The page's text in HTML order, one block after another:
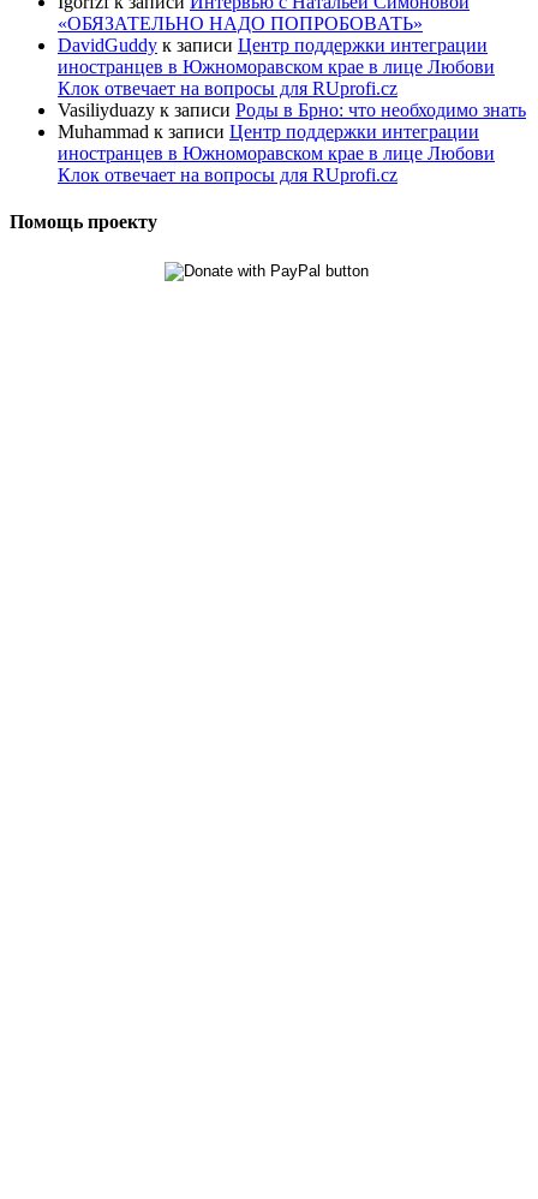
«ОБЯЗАТЕЛЬНО НАДО ПОПРОБОBАТЬ»
DavidGuddy к записи Центр поддержки интеграции
иностранцев в Южноморавском крае в лице Любови
Клок отвечает на вопросы для RUprofi.cz
Vasiliyduazy к записи Роды в Брно: что необходимо знать
Muhammad к записи Центр поддержки интеграции
иностранцев в Южноморавском крае в лице Любови
Клок отвечает на вопросы для RUprofi.cz
Помощь проекту